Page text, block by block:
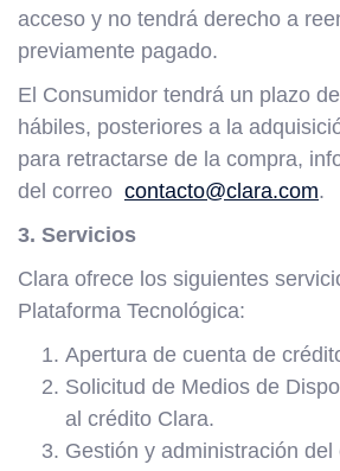
acceso y no tendrá derecho a
previamente pagado.
El Consumidor tendrá un plazo
hábiles, posteriores a la
para retractarse de la compra,
del correo contacto@clara.com.
3. Servicios
Clara ofrece los siguientes
Plataforma Tecnológica:
Apertura de cuenta de
Solicitud de Medios de
al crédito Clara.
Gestión y administración del